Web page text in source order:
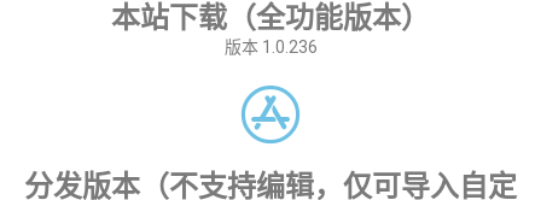
本站下载（全功能版本）
版本 1.0.236
分发版本（不支持编辑，仅可导入自定